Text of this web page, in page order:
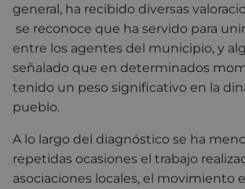
general, ha recibido diversas
se reconoce que ha servido para
entre los agentes del municipio, y
señalado que en determinados
tenido un peso significativo en la
pueblo.
A lo largo del diagnóstico se ha
repetidas ocasiones el trabajo
asociaciones locales, el movimiento